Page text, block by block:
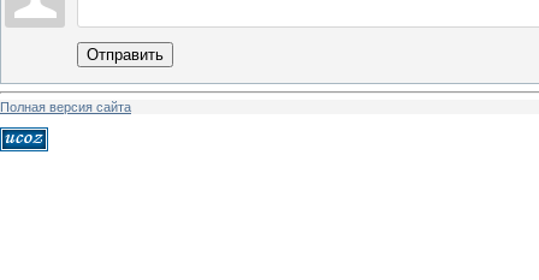
Отправить
Полная версия сайта